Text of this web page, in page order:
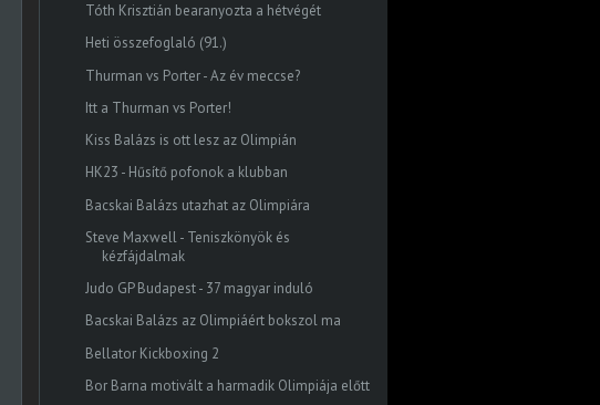
Tóth Krisztián bearanyozta a hétvégét
Heti összefoglaló (91.)
Thurman vs Porter - Az év meccse?
Itt a Thurman vs Porter!
Kiss Balázs is ott lesz az Olimpián
HK23 - Hűsítő pofonok a klubban
Bacskai Balázs utazhat az Olimpiára
Steve Maxwell - Teniszkönyök és
kézfájdalmak
Judo GP Budapest - 37 magyar induló
Bacskai Balázs az Olimpiáért bokszol ma
Bellator Kickboxing 2
Bor Barna motivált a harmadik Olimpiája előtt